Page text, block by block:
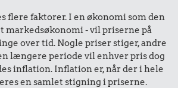
flere faktorer. I en økonomi som den
markedsøkonomi - vil priserne på
over tid. Nogle priser stiger, andre
længere periode vil enhver pris dog
inflation. Inflation er, når der i hele
en samlet stigning i priserne.